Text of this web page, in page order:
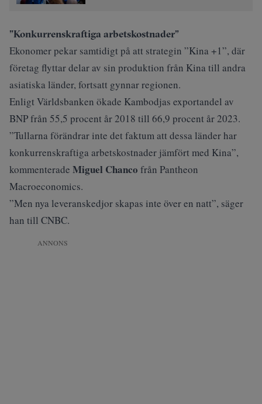
”Konkurrenskraftiga arbetskostnader”
Ekonomer pekar samtidigt på att strategin ”Kina +1”, där
företag flyttar delar av sin produktion från Kina till andra
asiatiska länder, fortsatt gynnar regionen.
Enligt Världsbanken ökade Kambodjas exportandel av
BNP från 55,5 procent år 2018 till 66,9 procent år 2023.
”Tullarna förändrar inte det faktum att dessa länder har
konkurrenskraftiga arbetskostnader jämfört med Kina”,
kommenterade Miguel Chanco från Pantheon
Macroeconomics.
”Men nya leveranskedjor skapas inte över en natt”, säger
han till CNBC.
ANNONS